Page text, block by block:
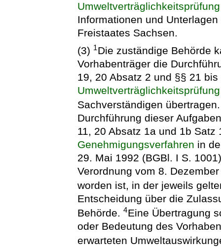
Umweltverträglichkeitsprüfung
Informationen und
Freistaates Sachsen.
(3) 1Die zuständige Behörde
Vorhabenträger die
19, 20 Absatz 2 und §§ 21
Umweltverträglichkeitsprüfung
Sachverständigen
Durchführung dieser
11, 20 Absatz 1a und 1b
Genehmigungsverfahren in
29. Mai 1992 (BGBl. I S.
Verordnung vom 8.
worden ist, in der jeweils
Entscheidung über die
Behörde.4Eine Übertragung
oder Bedeutung des
erwarteten